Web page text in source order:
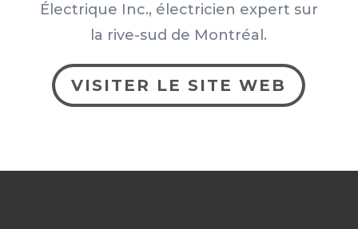
Électrique Inc., électricien expert sur
la rive-sud de Montréal.
VISITER LE SITE WEB